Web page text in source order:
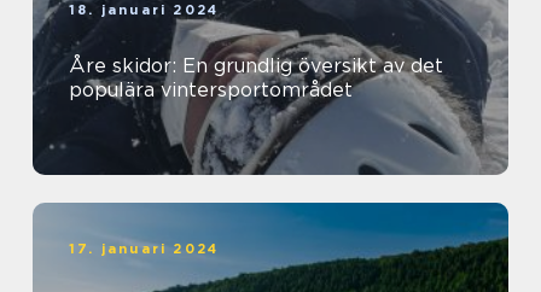
18. januari 2024
Åre skidor: En grundlig översikt av det
populära vintersportområdet
17. januari 2024